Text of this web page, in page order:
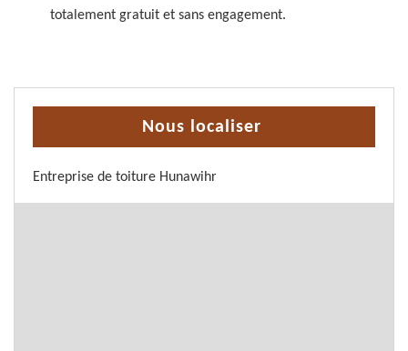
totalement gratuit et sans engagement.
Nous localiser
Entreprise de toiture Hunawihr